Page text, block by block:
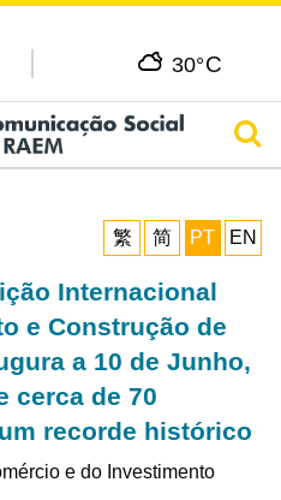
30°C
繁
简 PT EN
Internacional
e Construção de
a 10 de Junho,
cerca de 70
recorde histórico
e do Investimento